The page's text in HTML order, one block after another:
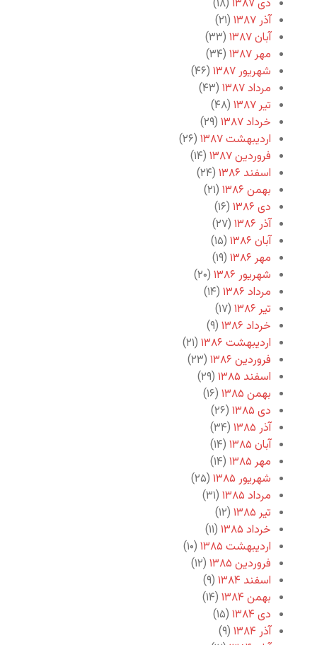
دی ۱۳۸۷
(۱۸)
آذر ۱۳۸۷
(۲۱)
آبان ۱۳۸۷
(۳۳)
مهر ۱۳۸۷
(۳۴)
شهریور ۱۳۸۷
(۴۶)
مرداد ۱۳۸۷
(۴۳)
تیر ۱۳۸۷
(۴۸)
خرداد ۱۳۸۷
(۲۹)
اردیبهشت ۱۳۸۷
(۲۶)
فروردین ۱۳۸۷
(۱۴)
اسفند ۱۳۸۶
(۲۴)
بهمن ۱۳۸۶
(۲۱)
دی ۱۳۸۶
(۱۶)
آذر ۱۳۸۶
(۲۷)
آبان ۱۳۸۶
(۱۵)
مهر ۱۳۸۶
(۱۹)
شهریور ۱۳۸۶
(۲۰)
مرداد ۱۳۸۶
(۱۴)
تیر ۱۳۸۶
(۱۷)
خرداد ۱۳۸۶
(۹)
اردیبهشت ۱۳۸۶
(۲۱)
فروردین ۱۳۸۶
(۲۳)
اسفند ۱۳۸۵
(۲۹)
بهمن ۱۳۸۵
(۱۶)
دی ۱۳۸۵
(۲۶)
آذر ۱۳۸۵
(۳۴)
آبان ۱۳۸۵
(۱۴)
مهر ۱۳۸۵
(۱۴)
شهریور ۱۳۸۵
(۲۵)
مرداد ۱۳۸۵
(۳۱)
تیر ۱۳۸۵
(۱۲)
خرداد ۱۳۸۵
(۱۱)
اردیبهشت ۱۳۸۵
(۱۰)
فروردین ۱۳۸۵
(۱۲)
اسفند ۱۳۸۴
(۹)
بهمن ۱۳۸۴
(۱۴)
دی ۱۳۸۴
(۱۵)
آذر ۱۳۸۴
(۹)